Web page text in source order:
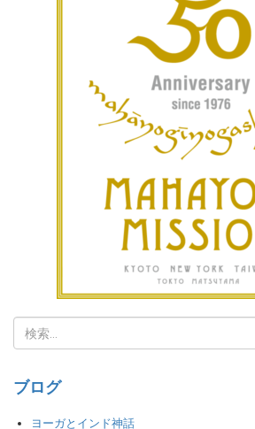
ブログ
ヨーガとインド神話